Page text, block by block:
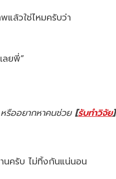
แล้วใช่ไหมครับว่า
ลยพี่”
รืออยากหาคนช่วย [รับทำวิจัย]
ครับ ไม่ทิ้งกันแน่นอน